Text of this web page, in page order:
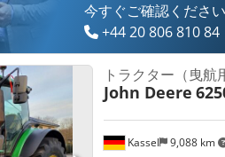
今すぐご確認ください
+44 20 806 810 84
Kassel 9,088 km
トラクター（曳航
John Deere